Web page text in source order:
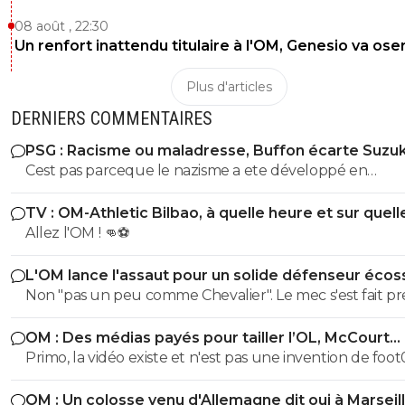
08 août , 22:30
Un renfort inattendu titulaire à l'OM, Genesio va
Plus d'articles
DERNIERS COMMENTAIRES
PSG : Racisme ou maladresse, Buffon écarte
Cest pas parceque le nazisme a ete développé en
Allemagne quil nest pas présent en Italie..tu vois deja la
nuance et toi ca fait deux ... partant de la ca démontre
ta façon de penser et ton niveau.. ca puis le numero 88 que
t'as du mal a comprendre...ca donne un dedelafrite
TV : OM-Athletic Bilbao, à quelle heure et sur
chaîne ?
Allez l'OM ! 👊⚽
L'OM lance l'assaut pour un solide défenseur
Non "pas un peu comme Chevalier". Le mec s'est fait
par la concurrence (justifiée) c'est différent. Les mecs se
cassent à cause de la gestion catastrophique de
Cette fraude, charlatan de haut niveau qui part avec
chèque en cours de saison après avoir fumé les
OM : Des médias payés pour tailler l’OL, McCourt
accusé
Primo, la vidéo existe et n'est pas une invention de
Deuxio Molina est journaliste d investigation, son travail
reconnu, il a même été amené a témoigné à l
OM : Un colosse venu d'Allemagne dit oui à